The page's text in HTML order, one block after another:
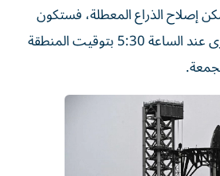
إصلاح الذراع المعطلة، فستكون
هناك محاولة إطلاق ⁠أخرى عند الساعة 5:30 بتوقيت المنطقة